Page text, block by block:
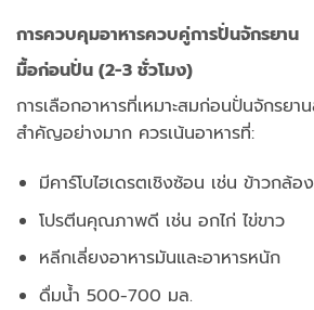
การควบคุมอาหารควบคู่การปั่นจักรยาน
มื้อก่อนปั่น (2-3 ชั่วโมง)
การเลือกอาหารที่เหมาะสมก่อนปั่นจักรย
สำคัญอย่างมาก ควรเน้นอาหารที่:
มีคาร์โบไฮเดรตเชิงซ้อน เช่น ข้าวกล้อ
โปรตีนคุณภาพดี เช่น อกไก่ ไข่ขาว
หลีกเลี่ยงอาหารมันและอาหารหนัก
ดื่มน้ำ 500-700 มล.